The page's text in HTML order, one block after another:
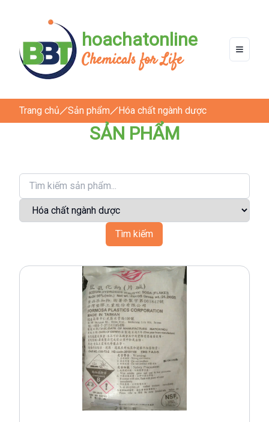
hoachatonline
Chemicals for Life
Trang chủ Sản phẩm Hóa chất ngành dược
SẢN PHẨM
Tìm kiếm